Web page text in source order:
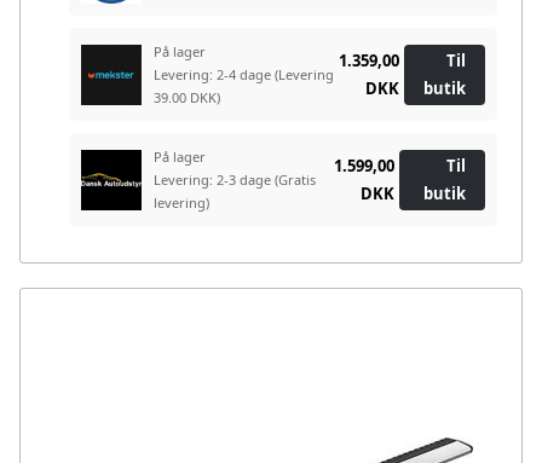
På lager
Levering: 2-4 dage (Levering
39.00 DKK)
1.359,00
DKK
Til
butik
På lager
Levering: 2-3 dage (Gratis
levering)
1.599,00
DKK
Til
butik